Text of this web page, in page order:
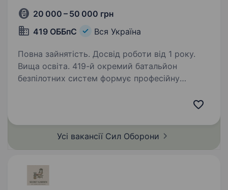
20 000 – 50 000 грн
419 ОББпС
Вся Україна
Повна зайнятість. Досвід роботи від 1 року.
Вища освіта. 419-й окремий батальйон
безпілотних систем формує професійну
медіагрупи. Ця посада важлива для організації
вас залежить, як наш…
Усі вакансії Сил Оборони